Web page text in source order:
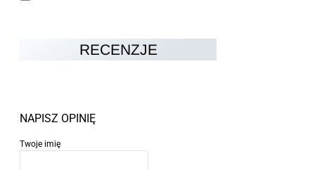
RECENZJE
NAPISZ OPINIĘ
Twoje imię